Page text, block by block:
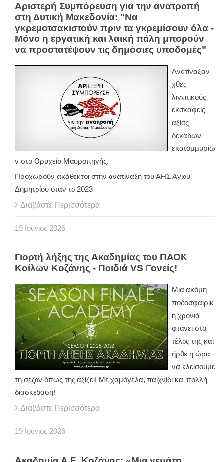
Αριστερή Συμπόρευση για την ανατροπή
στη Δυτική Μακεδονία: "Να
γκρεμοτσακιστούν πριν τα γκρεμίσουν όλα -
Μόνο η εργατική και λαϊκή πάλη μπορούν
να προστατέψουν τις δημόσιες υποδομές"
Ανατίναξαν
χθες
λιγνιτικούς
εκσκαφείς
αξίας
δεκάδων
εκατομμυρίω
ν στο Ορυχείο Μαυροπηγής.
Προχωρούν ακάθεκτοι στην ανατίναξη του ΑΗΣ Αγίου
Δημητρίου όταν το 2023
Διαβάστε Περισσότερα
19 Ιούνιος 2026
Γιορτή λήξης της Ακαδημίας του ΠΑΟΚ
Κοίλων Κοζάνης - Παιδιά VS Γονείς!
Μια ακόμη
ποδοσφαιρικ
ή χρονιά
φτάνει στο
τέλος της και
ήρθε η ώρα
να κλείσουμε
τη σεζόν όπως της αξίζει! Με χαμόγελα, παιχνίδι και πολλή
διασκέδαση!
Διαβάστε Περισσότερα
19 Ιούνιος 2026